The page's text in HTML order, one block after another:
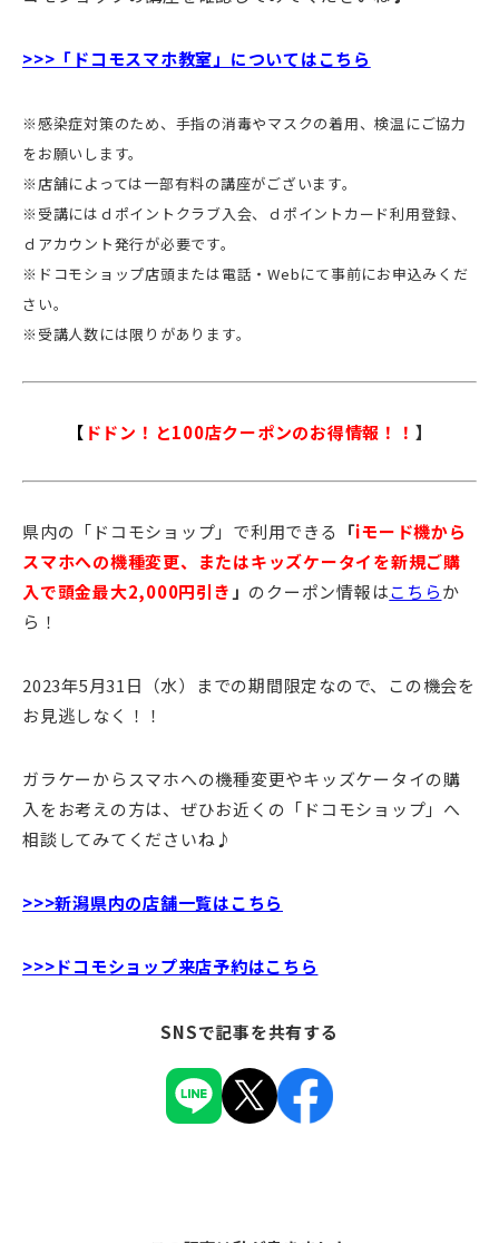
>>>「ドコモスマホ教室」についてはこちら
※感染症対策のため、手指の消毒やマスクの着用、検温にご協力
をお願いします。
※店舗によっては一部有料の講座がございます。
※受講にはｄポイントクラブ入会、ｄポイントカード利用登録、
ｄアカウント発行が必要です。
※ドコモショップ店頭または電話・Webにて事前にお申込みくだ
さい。
※受講人数には限りがあります。
【 ドドン！と100店クーポンのお得情報！！ 】
県内の「ドコモショップ」で利用できる 「iモード機から
スマホへの機種変更、またはキッズケータイを新規ご購
入で頭金最大2,000円引き 」 のクーポン情報はこちらか
ら！
2023年5月31日（水）までの期間限定なので、この機会を
お見逃しなく！！
ガラケーからスマホへの機種変更やキッズケータイの購
入をお考えの方は、ぜひお近くの「ドコモショップ」へ
相談してみてくださいね♪
>>>新潟県内の店舗一覧はこちら
>>>ドコモショップ来店予約はこちら
SNSで記事を共有する